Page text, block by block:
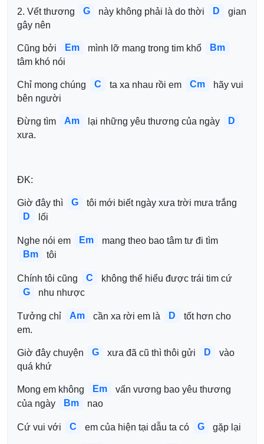
2. Vết thương G này không phải là do thời D
gian
gây nên
Cũng bởi Em mình lỡ mang trong tim khổ
Bm
tâm khó nói
Chỉ mong chúng C ta xa nhau rồi em Cm
hãy vui
bên người
Đừng tìm Am lại những yêu thương của ngày
D
xưa.
ĐK:
Giờ đây thì G
tôi mới biết ngày xưa trời mưa trắng
D
lối
Nghe nói em Em
mang theo bao tâm tư đi tìm
Bm
tôi
Chính tôi cũng C
không thể hiểu được trái tim cứ
G
nhu nhược
Tưởng chỉ Am cần xa rời em là D
tốt hơn cho
em.
Giờ đây chuyện G xưa đã cũ thì thôi gửi D
vào
quá khứ
Mong em không Em
vấn vương bao yêu thương
của ngày
Bm nao
Cứ vui với C em của hiện tại dẫu ta có G gặp lại